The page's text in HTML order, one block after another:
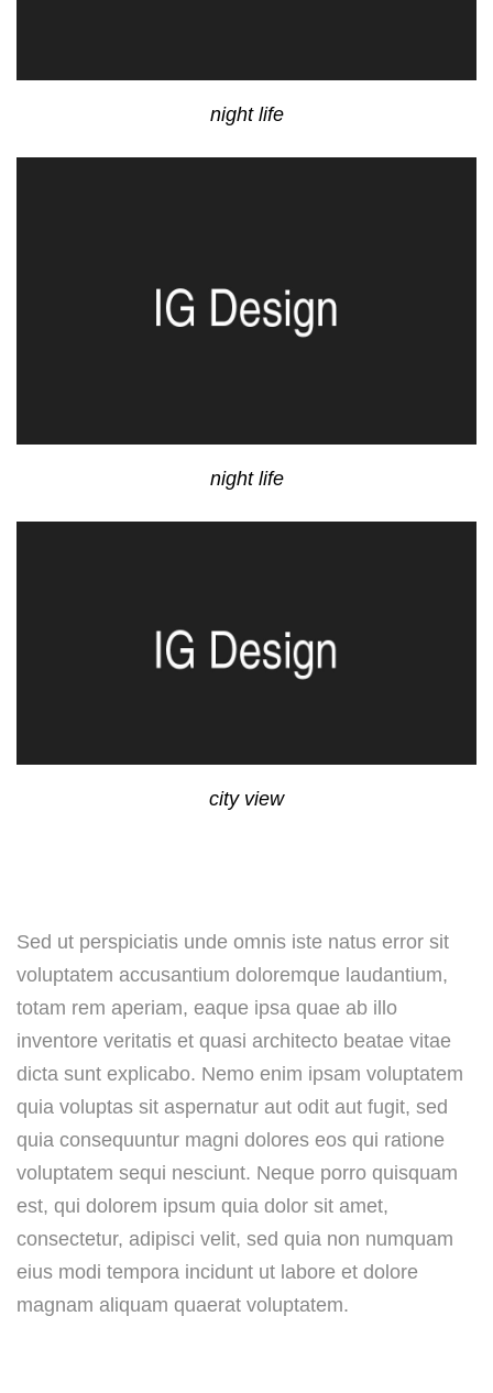
night life
night life
city view
Sed ut perspiciatis unde omnis iste natus error sit
voluptatem accusantium doloremque laudantium,
totam rem aperiam, eaque ipsa quae ab illo
inventore veritatis et quasi architecto beatae vitae
dicta sunt explicabo. Nemo enim ipsam voluptatem
quia voluptas sit aspernatur aut odit aut fugit, sed
quia consequuntur magni dolores eos qui ratione
voluptatem sequi nesciunt. Neque porro quisquam
est, qui dolorem ipsum quia dolor sit amet,
consectetur, adipisci velit, sed quia non numquam
eius modi tempora incidunt ut labore et dolore
magnam aliquam quaerat voluptatem.